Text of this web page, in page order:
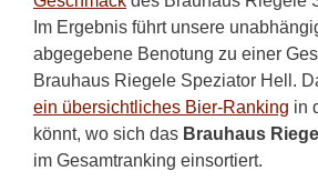
Im Ergebnis führt unsere
abgegebene Benotung zu einer
Brauhaus Riegele Speziator Hell.
ein übersichtliches Bier-Ranking in
könnt, wo sich das Brauhaus
im Gesamtranking einsortiert.